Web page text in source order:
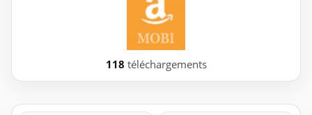
118 téléchargements